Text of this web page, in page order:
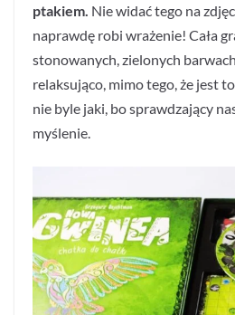
ptakiem. Nie widać tego na
naprawdę robi wrażenie! Cała
stonowanych, zielonych
relaksująco, mimo tego, że jest
nie byle jaki, bo sprawdzający
myślenie.